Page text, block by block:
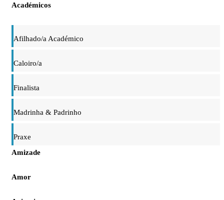
Académicos
Afilhado/a Académico
Caloiro/a
Finalista
Madrinha & Padrinho
Praxe
Amizade
Amor